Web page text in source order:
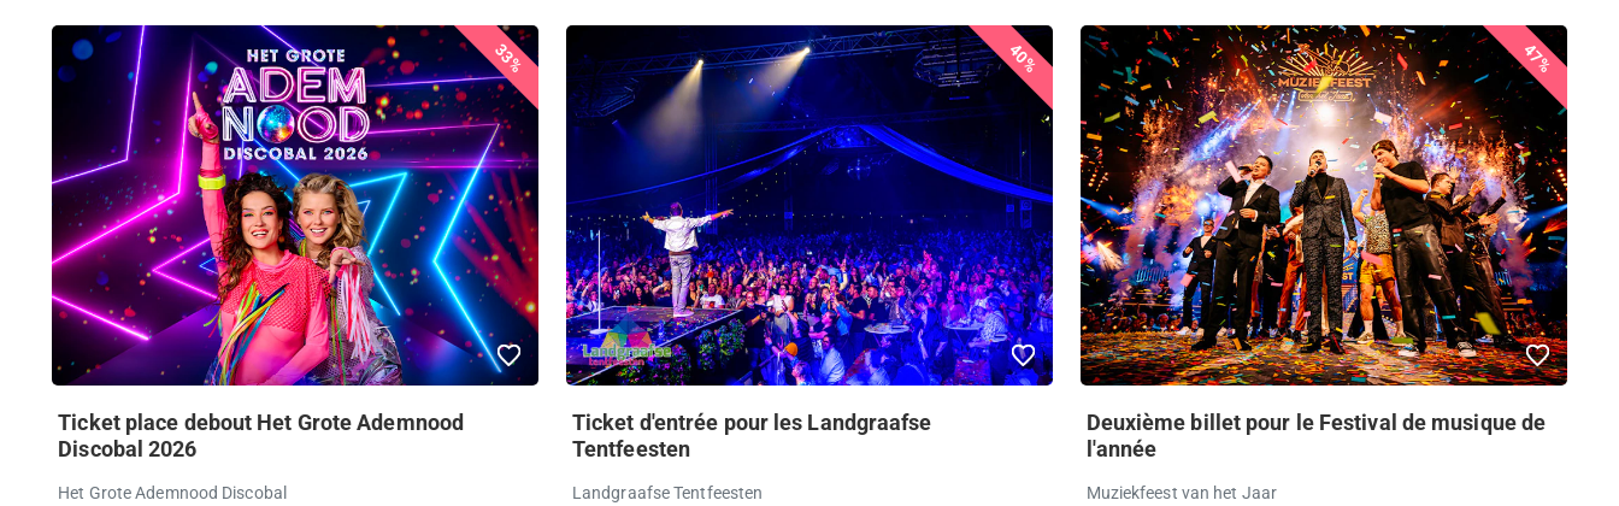
33%
Ticket place debout Het Grote Ademnood
Discobal 2026
Het Grote Ademnood Discobal
40%
Ticket d'entrée pour les Landgraafse
Tentfeesten
Landgraafse Tentfeesten
47%
Deuxième billet pour le Festival de musique de
l'année
Muziekfeest van het Jaar